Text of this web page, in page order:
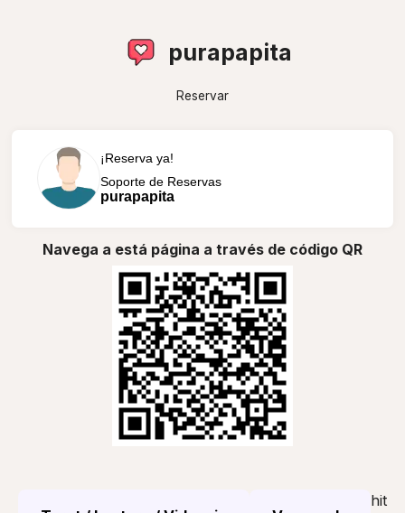
purapapita
Reservar
¡Reserva ya!
Soporte de Reservas
purapapita
Navega a está página a través de código QR
hit